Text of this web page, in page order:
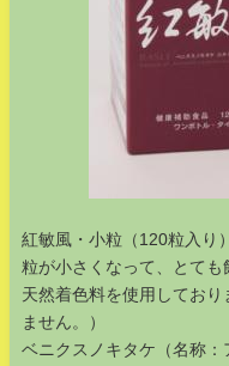
紅敏風・小粒（120粒入り
粒が小さくなって、とても
天然着色料を使用してお
ません。）
ベニクスノキタケ（名称